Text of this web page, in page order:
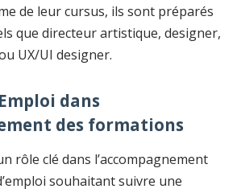
de leur cursus, ils sont préparés
que directeur artistique, designer,
UX/UI designer.
dans
des formations
rôle clé dans l’accompagnement
souhaitant suivre une